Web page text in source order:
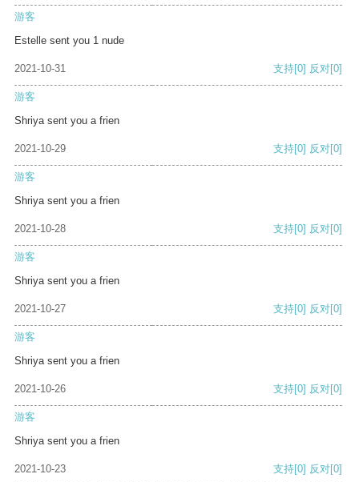
游客
Estelle sent you 1 nude
2021-10-31 支持[0] 反对[0]
游客
Shriya sent you a frien
2021-10-29 支持[0] 反对[0]
游客
Shriya sent you a frien
2021-10-28 支持[0] 反对[0]
游客
Shriya sent you a frien
2021-10-27 支持[0] 反对[0]
游客
Shriya sent you a frien
2021-10-26 支持[0] 反对[0]
游客
Shriya sent you a frien
2021-10-23 支持[0] 反对[0]